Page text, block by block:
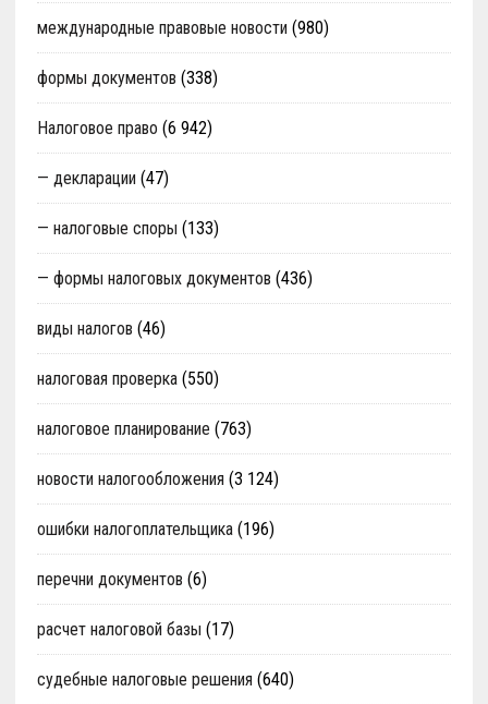
международные правовые новости (980)
формы документов (338)
Налоговое право (6 942)
— декларации (47)
— налоговые споры (133)
— формы налоговых документов (436)
виды налогов (46)
налоговая проверка(550)
налоговое планирование (763)
новости налогообложения (3 124)
ошибки налогоплательщика(196)
перечни документов (6)
расчет налоговой базы (17)
судебные налоговые решения (640)